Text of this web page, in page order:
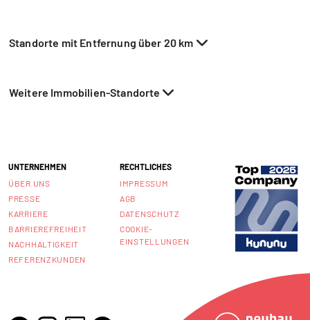
Standorte mit Entfernung über 20 km
Weitere Immobilien-Standorte
UNTERNEHMEN
ÜBER UNS
PRESSE
KARRIERE
BARRIEREFREIHEIT
NACHHALTIGKEIT
REFERENZKUNDEN
RECHTLICHES
IMPRESSUM
AGB
DATENSCHUTZ
COOKIE-
EINSTELLUNGEN